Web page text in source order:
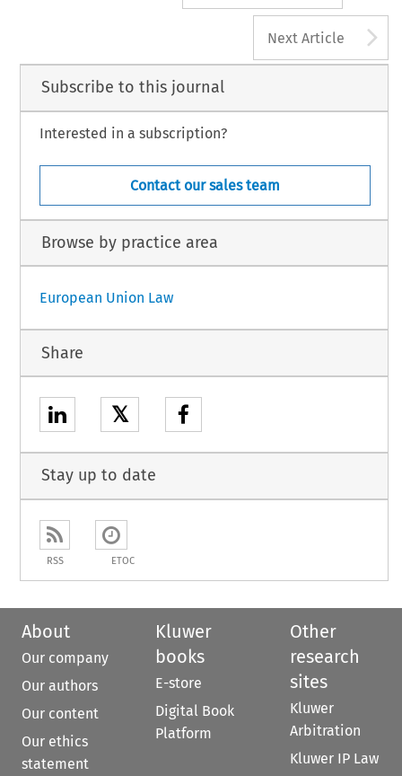
Next Article
Subscribe to this journal
Interested in a subscription?
Contact our sales team
Browse by practice area
European Union Law
Share
𝕏
Stay up to date
RSS ETOC
About
Our company
Our authors
Our content
Our ethics
statement
Kluwer
books
E-store
Digital Book
Platform
Other
research
sites
Kluwer
Arbitration
Kluwer IP Law